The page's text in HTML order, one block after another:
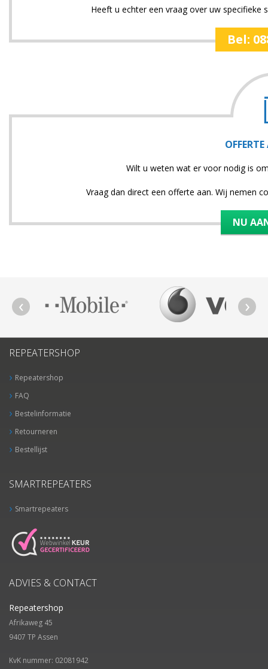
Heeft u echter een vraag over uw specifieke
Bel:
Wilt u weten wat er voor nodig is
Vraag dan direct een offerte aan. Wij nemen
NU
REPEATERSHOP
Repeatershop
FAQ
Bestelinformatie
Retourneren
Bestellijst
SMARTREPEATERS
Smartrepeaters
ADVIES & CONTACT
Repeatershop
Afrikaweg 45
9407 TP Assen
KvK nummer: 02081942